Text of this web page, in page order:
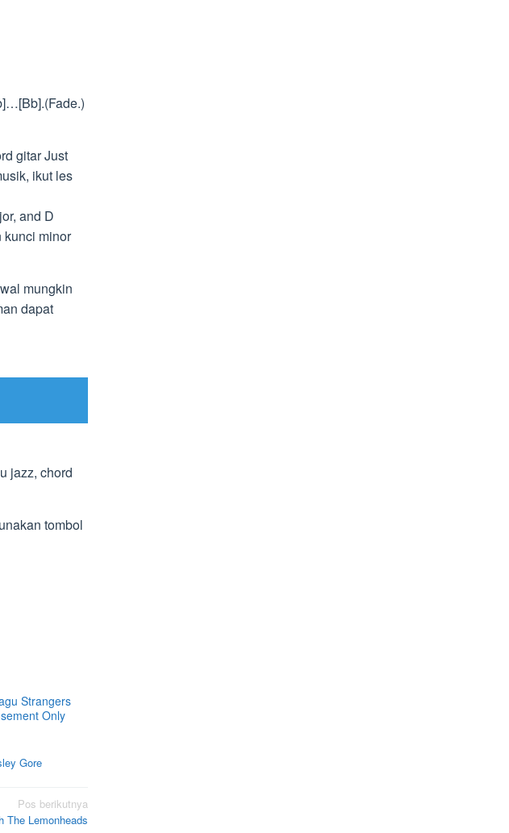
gitar Just
ikut les
and D
kunci minor
mungkin
dapat
jazz, chord
tombol
Strangers
Only
Gore
Pos berikutnya
The Lemonheads